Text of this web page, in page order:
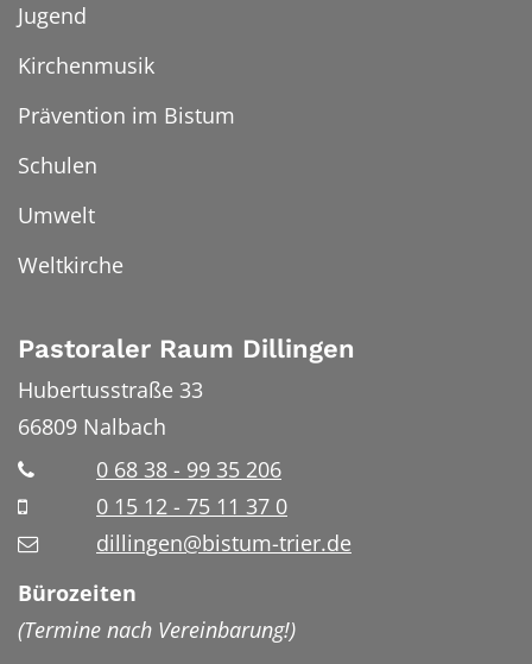
Jugend
Kirchenmusik
Prävention im Bistum
Schulen
Umwelt
Weltkirche
Pastoraler Raum Dillingen
Hubertusstraße 33
66809 Nalbach
0 68 38 - 99 35 206
0 15 12 - 75 11 37 0
dillingen@bistum-trier.de
Bürozeiten
(Termine nach Vereinbarung!)